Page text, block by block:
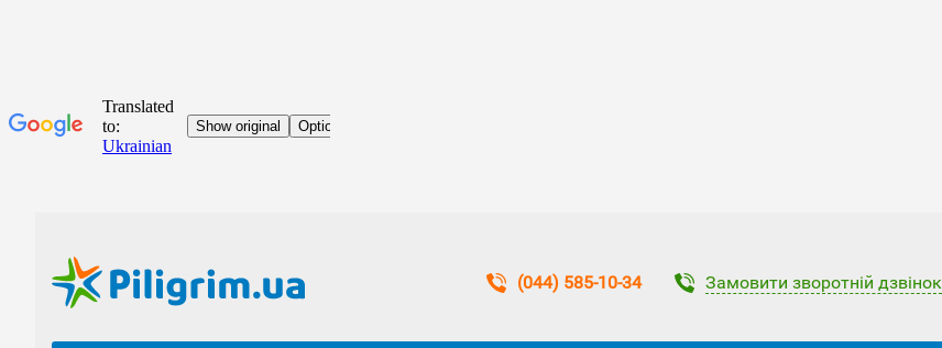
(044) 585-10-34 Замовити зворотній дзвінок